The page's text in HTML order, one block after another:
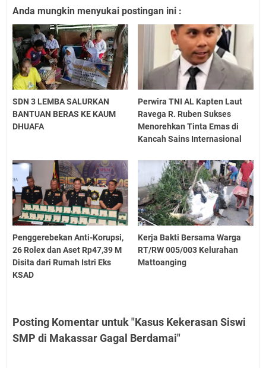
Anda mungkin menyukai postingan ini :
SDN 3 LEMBA SALURKAN
BANTUAN BERAS KE KAUM
DHUAFA
Perwira TNI AL Kapten Laut
Ravega R. Ruben Sukses
Menorehkan Tinta Emas di
Kancah Sains Internasional
Penggerebekan Anti-Korupsi,
26 Rolex dan Aset Rp47,39 M
Disita dari Rumah Istri Eks
KSAD
Kerja Bakti Bersama Warga
RT/RW 005/003 Kelurahan
Mattoanging
Posting Komentar untuk "Kasus Kekerasan Siswi
SMP di Makassar Gagal Berdamai"